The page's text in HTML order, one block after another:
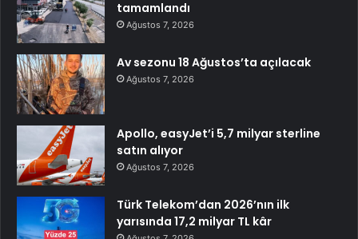
tamamlandı
Ağustos 7, 2026
Av sezonu 18 Ağustos’ta açılacak
Ağustos 7, 2026
Apollo, easyJet’i 5,7 milyar sterline
satın alıyor
Ağustos 7, 2026
Türk Telekom’dan 2026’nın ilk
yarısında 17,2 milyar TL kâr